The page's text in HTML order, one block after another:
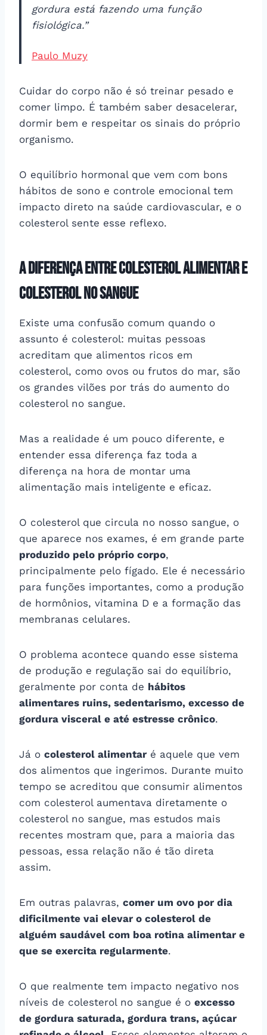
gordura está fazendo uma função
fisiológica.”
Paulo Muzy
Cuidar do corpo não é só treinar pesado e
comer limpo. É também saber desacelerar,
dormir bem e respeitar os sinais do próprio
organismo.
O equilíbrio hormonal que vem com bons
hábitos de sono e controle emocional tem
impacto direto na saúde cardiovascular, e o
colesterol sente esse reflexo.
A diferença entre colesterol alimentar e
colesterol no sangue
Existe uma confusão comum quando o
assunto é colesterol: muitas pessoas
acreditam que alimentos ricos em
colesterol, como ovos ou frutos do mar, são
os grandes vilões por trás do aumento do
colesterol no sangue.
Mas a realidade é um pouco diferente, e
entender essa diferença faz toda a
diferença na hora de montar uma
alimentação mais inteligente e eficaz.
O colesterol que circula no nosso sangue, o
que aparece nos exames, é em grande parte
produzido pelo próprio corpo,
principalmente pelo fígado. Ele é necessário
para funções importantes, como a produção
de hormônios, vitamina D e a formação das
membranas celulares.
O problema acontece quando esse sistema
de produção e regulação sai do equilíbrio,
geralmente por conta de hábitos
alimentares ruins, sedentarismo, excesso de
gordura visceral e até estresse crônico.
Já o colesterol alimentar é aquele que vem
dos alimentos que ingerimos. Durante muito
tempo se acreditou que consumir alimentos
com colesterol aumentava diretamente o
colesterol no sangue, mas estudos mais
recentes mostram que, para a maioria das
pessoas, essa relação não é tão direta
assim.
Em outras palavras, comer um ovo por dia
dificilmente vai elevar o colesterol de
alguém saudável com boa rotina alimentar e
que se exercita regularmente.
O que realmente tem impacto negativo nos
níveis de colesterol no sangue é o excesso
de gordura saturada, gordura trans, açúcar